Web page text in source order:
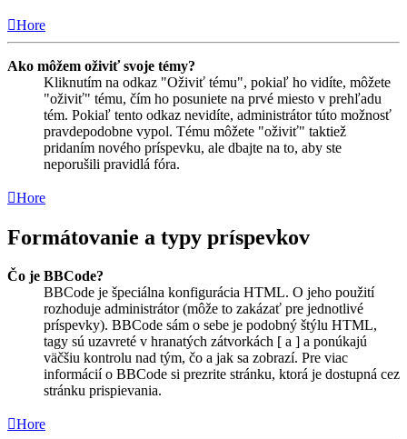
Hore
Ako môžem oživiť svoje témy?
Kliknutím na odkaz "Oživiť tému", pokiaľ ho vidíte, môžete
"oživiť" tému, čím ho posuniete na prvé miesto v prehľadu
tém. Pokiaľ tento odkaz nevidíte, administrátor túto možnosť
pravdepodobne vypol. Tému môžete "oživiť" taktiež
pridaním nového príspevku, ale dbajte na to, aby ste
neporušili pravidlá fóra.
Hore
Formátovanie a typy príspevkov
Čo je BBCode?
BBCode je špeciálna konfigurácia HTML. O jeho použití
rozhoduje administrátor (môže to zakázať pre jednotlivé
príspevky). BBCode sám o sebe je podobný štýlu HTML,
tagy sú uzavreté v hranatých zátvorkách [ a ] a ponúkajú
väčšiu kontrolu nad tým, čo a jak sa zobrazí. Pre viac
informácií o BBCode si prezrite stránku, ktorá je dostupná cez
stránku prispievania.
Hore